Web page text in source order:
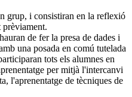
grup, i consistiran en la reflexió
prèviament.
de fer la presa de dades i
una posada en comú tutelada
tots els alumnes en
per mitjà l'intercanvi
l'aprenentatge de tècniques de